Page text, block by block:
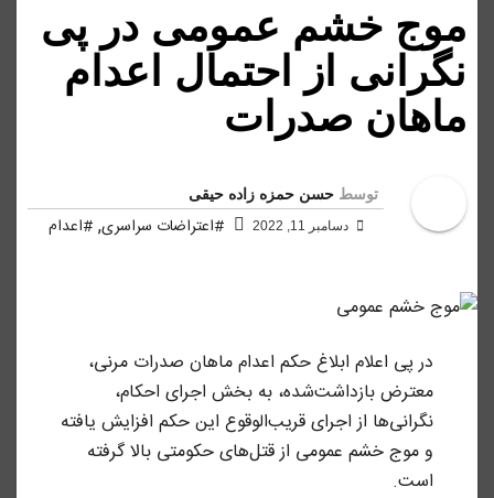
موج خشم عمومی در پی
نگرانی از احتمال اعدام
ماهان صدرات
توسط حسن حمزه زاده حیقی
دسامبر 11, 2022 #اعتراضات سراسری, #اعدام
در پی اعلام ابلاغ حکم اعدام ماهان صدرات مرنی،
معترض بازداشت‌شده، به بخش اجرای احکام،
نگرانی‌ها از اجرای قریب‌الوقوع این حکم افزایش یافته
و موج خشم عمومی از قتل‌های حکومتی بالا گرفته
است.